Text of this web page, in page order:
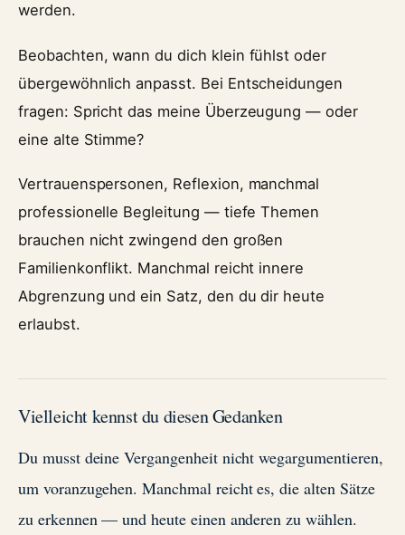
werden.
Beobachten, wann du dich klein fühlst oder
übergewöhnlich anpasst. Bei Entscheidungen
fragen: Spricht das meine Überzeugung — oder
eine alte Stimme?
Vertrauenspersonen, Reflexion, manchmal
professionelle Begleitung — tiefe Themen
brauchen nicht zwingend den großen
Familienkonflikt. Manchmal reicht innere
Abgrenzung und ein Satz, den du dir heute
erlaubst.
Vielleicht kennst du diesen Gedanken
Du musst deine Vergangenheit nicht wegargumentieren,
um voranzugehen. Manchmal reicht es, die alten Sätze
zu erkennen — und heute einen anderen zu wählen.